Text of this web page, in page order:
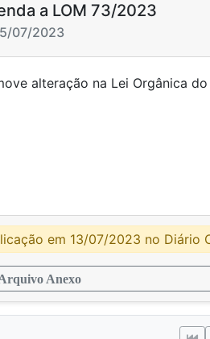
a LOM 73/2023
07/2023
alteração na Lei
em 13/07/2023 no Diário
Anexo